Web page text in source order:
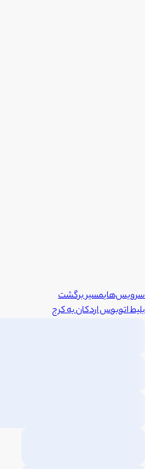
سرویس‌هایمسیر برگشت
بلیط اتوبوساردکانبهکرج